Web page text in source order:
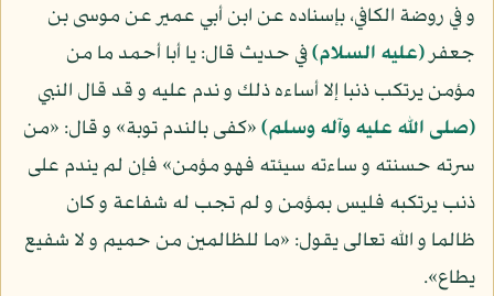
و في روضة الكافي، بإسناده عن ابن أبي عمير عن موسى بن
جعفر(عليه السلام)في حديث قال: يا أبا أحمد ما من
مؤمن يرتكب ذنبا إلا أساءه ذلك و ندم عليه و قد قال النبي
(صلى الله عليه وآله وسلم)«كفى بالندم توبة» و قال: «من
سرته حسنته و ساءته سيئته فهو مؤمن» فإن لم يندم على
ذنب يرتكبه فليس بمؤمن و لم تجب له شفاعة و كان
ظالما و الله تعالى يقول: «ما للظالمين من حميم و لا شفيع
يطاع».